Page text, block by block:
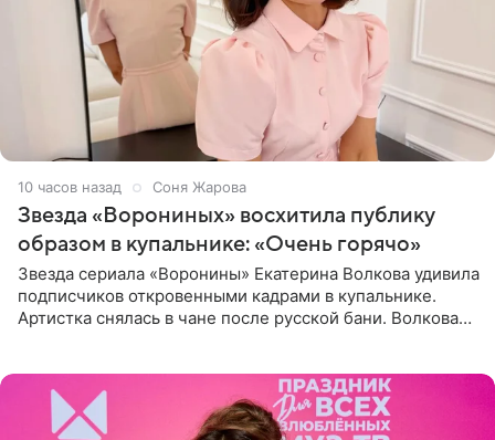
10 часов назад Соня Жарова
Звезда «Ворониных» восхитила публику
образом в купальнике: «Очень горячо»
Звезда сериала «Воронины» Екатерина Волкова удивила
подписчиков откровенными кадрами в купальнике.
Артистка снялась в чане после русской бани. Волкова